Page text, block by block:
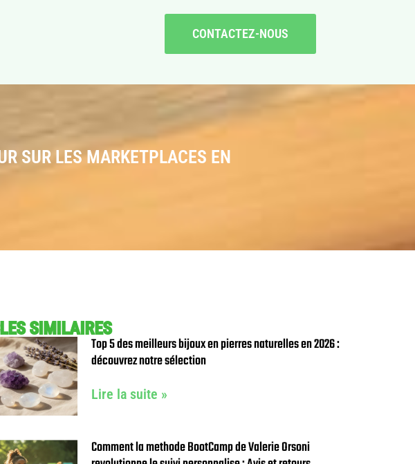
CONTACTEZ-NOUS
SUR LES MARKETPLACES EN
SIMILAIRES
Top 5 des meilleurs bijoux en pierres naturelles en 2026 :
découvrez notre sélection
Lire la suite »
Comment la methode BootCamp de Valerie Orsoni